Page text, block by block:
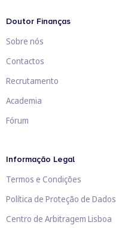
Doutor Finanças
Sobre nós
Contactos
Recrutamento
Academia
Fórum
Informação Legal
Termos e Condições
Política de Proteção de Dados
Centro de Arbitragem Lisboa